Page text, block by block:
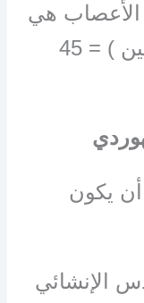
الأعصاب هي
: 40 + 2.5 +2.5 ( من الجانبين ) = 45
يكون
الإنشائي